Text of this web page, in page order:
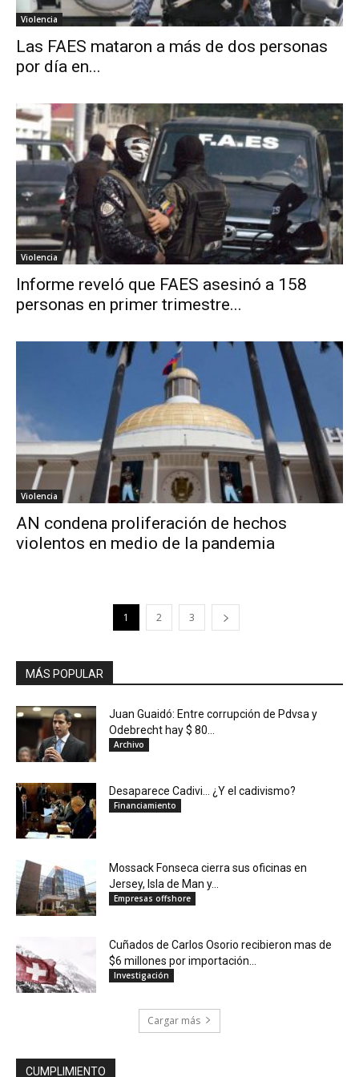
Violencia
Las FAES mataron a más de dos personas
por día en...
Violencia
Informe reveló que FAES asesinó a 158
personas en primer trimestre...
Violencia
AN condena proliferación de hechos
violentos en medio de la pandemia
1 2 3
MÁS POPULAR
Juan Guaidó: Entre corrupción de Pdvsa y
Odebrecht hay $ 80...
Archivo
Desaparece Cadivi… ¿Y el cadivismo?
Financiamiento
Mossack Fonseca cierra sus oficinas en
Jersey, Isla de Man y...
Empresas offshore
Cuñados de Carlos Osorio recibieron mas de
$6 millones por importación...
Investigación
Cargar más
CUMPLIMIENTO